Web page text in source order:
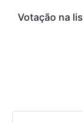
Votação na